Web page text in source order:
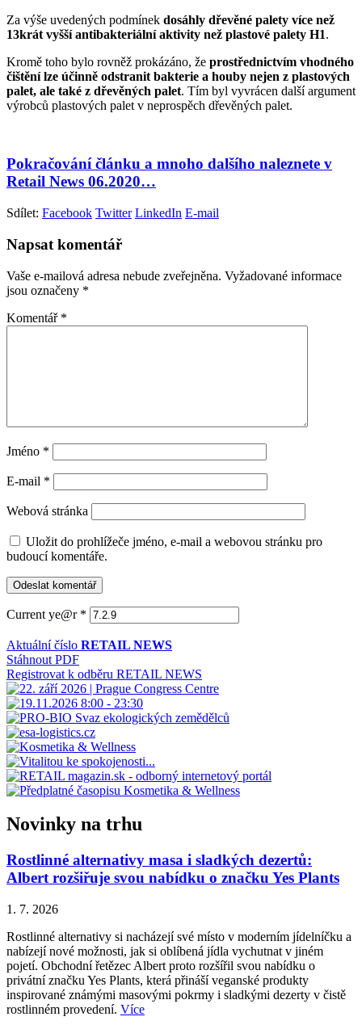
Za výše uvedených podmínek dosáhly dřevěné palety více než
13krát vyšší antibakteriální aktivity než plastové palety H1.
Kromě toho bylo rovněž prokázáno, že prostřednictvím vhodného
čištění lze účinně odstranit bakterie a houby nejen z plastových
palet, ale také z dřevěných palet. Tím byl vyvrácen další argument
výrobců plastových palet v neprospěch dřevěných palet.
Pokračování článku a mnoho dalšího naleznete v
Retail News 06.2020…
Sdílet: Facebook Twitter LinkedIn E-mail
Napsat komentář
Vaše e-mailová adresa nebude zveřejněna. Vyžadované informace
jsou označeny *
Komentář *
Jméno *
E-mail *
Webová stránka
Uložit do prohlížeče jméno, e-mail a webovou stránku pro
budoucí komentáře.
Current ye@r *
Aktuální číslo RETAIL NEWS
Stáhnout PDF
Registrovat k odběru RETAIL NEWS
Novinky na trhu
Rostlinné alternativy masa i sladkých dezertů:
Albert rozšiřuje svou nabídku o značku Yes Plants
1. 7. 2026
Rostlinné alternativy si nacházejí své místo v moderním jídelníčku a
nabízejí nové možnosti, jak si oblíbená jídla vychutnat v jiném
pojetí. Obchodní řetězec Albert proto rozšířil svou nabídku o
privátní značku Yes Plants, která přináší veganské produkty
inspirované známými masovými pokrmy i sladkými dezerty v čistě
rostlinném provedení. Více